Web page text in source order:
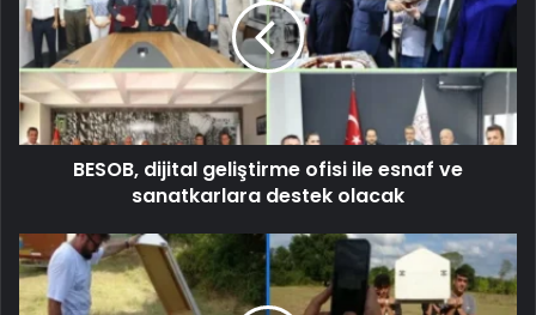
BESOB, dijital geliştirme ofisi ile esnaf ve
sanatkarlara destek olacak